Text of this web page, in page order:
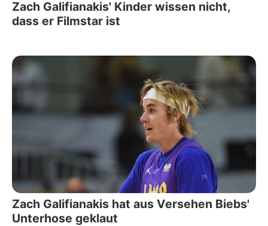
Zach Galifianakis' Kinder wissen nicht,
dass er Filmstar ist
Zach Galifianakis hat aus Versehen Biebs'
Unterhose geklaut